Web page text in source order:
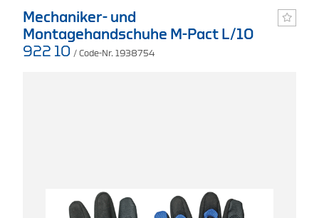
Mechaniker- und
Montagehandschuhe M-Pact L/10
922 10 / Code-Nr. 1938754